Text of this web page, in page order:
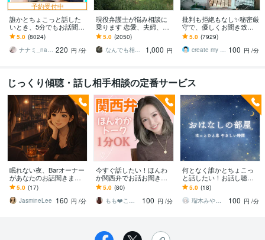
予約受付中
誰かとちょこっと話した
いとき、5分でもお話聞き
ます 疲れた～、でもカウ
ンセリングじゃない、な
んとなく雑談聞いて～
5.0 (8024)
ナナミ_nanami 220 円 /分
現役弁護士が悩み相談に
乗ります 恋愛、夫婦、学
校、会社、お金，単なる
愚痴など何でもOK！
5.0 (2050)
なんでも相談員
1,000 円
批判も拒絶もなし✨秘密厳
守で、優しくお聞き致し
ます ✨お試し１分から✨
違うかな？と思ったら途
中で切って構いません
5.0 (7929)
create my life 100 円 /分
じっくり傾聴・話し相手相談の定番サービス
眠れない夜、Barオーナー
があなたのお話聞きます
NGなし⭐︎優しく寄り添い
ながら誰にも言えないお
悩み伺います
5.0 (17)
JasmineLee 160 円 /分
今すぐ話したい！ほんわ
か関西弁でお話お聞きし
ます 男女OK⭕️話し相手〜
悩み相談まで何でもお話
❤️1分OK❤️
5.0 (80)
もも❤️こころの休憩所
100 円 /分
何となく誰かとちょこっ
と話したい！お話し聴き
ます 元養護教諭／雑談・
お悩み・愚痴・何でも／
お気軽にどうぞ♪
5.0 (18)
瑠木みや（Ruruki Miya）
100 円 /分